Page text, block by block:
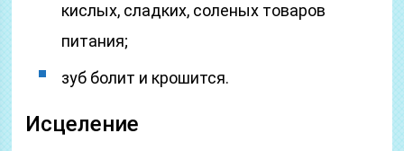
кислых, сладких, соленых товаров
питания;
зуб болит и крошится.
Исцеление